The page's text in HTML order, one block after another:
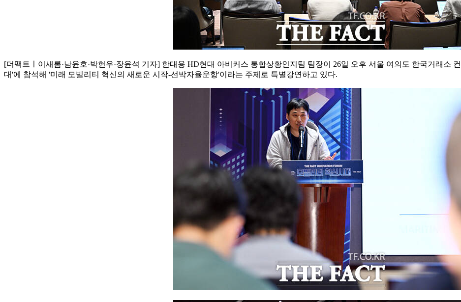
[더팩트ㅣ이새롬·남윤호·박헌우·장윤석 기자] 한대용 HD현대 아비커스 통합상황인지팀 팀장이 26일 오후 서울 여의도 한국거래소
대'에 참석해 '미래 모빌리티 혁신의 새로운 시작-선박자율운항'이라는 주제로 특별강연하고 있다.